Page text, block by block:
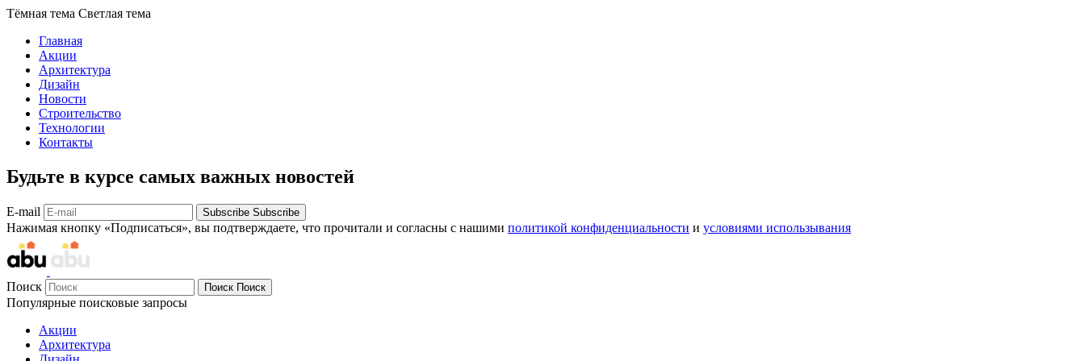
Тёмная тема Светлая тема
Главная
Акции
Архитектура
Дизайн
Новости
Строительство
Технологии
Контакты
Будьте в курсе самых важных новостей
E-mail Subscribe Subscribe
Нажимая кнопку «Подписаться», вы подтверждаете, что прочитали и согласны с нашими политикой конфиденциальности и условиями использывания
Поиск Поиск Поиск
Популярные поисковые запросы
Акции
Архитектура